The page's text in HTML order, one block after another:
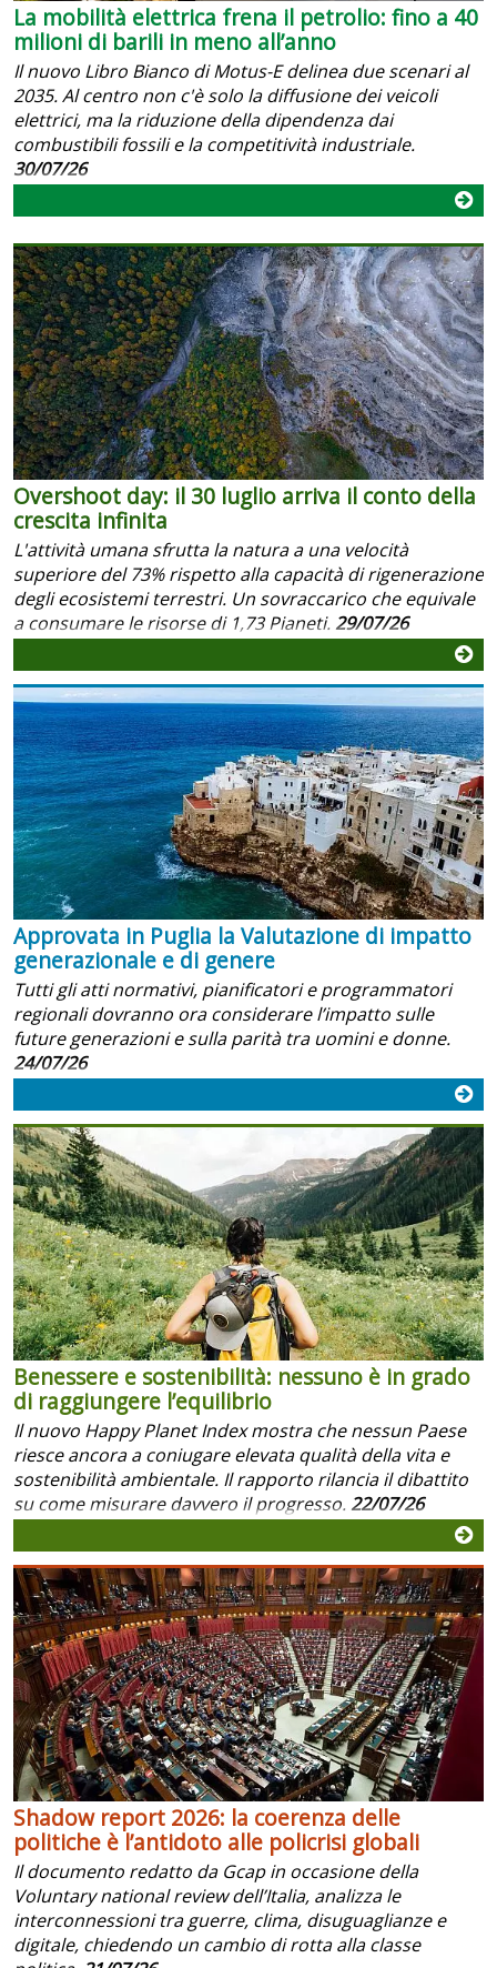
La mobilità elettrica frena il petrolio: fino a 40
milioni di barili in meno all’anno
Il nuovo Libro Bianco di Motus-E delinea due scenari al
2035. Al centro non c'è solo la diffusione dei veicoli
elettrici, ma la riduzione della dipendenza dai
combustibili fossili e la competitività industriale.
30/07/26
Overshoot day: il 30 luglio arriva il conto della
crescita infinita
L'attività umana sfrutta la natura a una velocità
superiore del 73% rispetto alla capacità di rigenerazione
degli ecosistemi terrestri. Un sovraccarico che equivale
a consumare le risorse di 1,73 Pianeti.29/07/26
Approvata in Puglia la Valutazione di impatto
generazionale e di genere
Tutti gli atti normativi, pianificatori e programmatori
regionali dovranno ora considerare l’impatto sulle
future generazioni e sulla parità tra uomini e donne.
24/07/26
Benessere e sostenibilità: nessuno è in grado
di raggiungere l’equilibrio
Il nuovo Happy Planet Index mostra che nessun Paese
riesce ancora a coniugare elevata qualità della vita e
sostenibilità ambientale. Il rapporto rilancia il dibattito
su come misurare davvero il progresso.22/07/26
Shadow report 2026: la coerenza delle
politiche è l’antidoto alle policrisi globali
Il documento redatto da Gcap in occasione della
Voluntary national review dell’Italia, analizza le
interconnessioni tra guerre, clima, disuguaglianze e
digitale, chiedendo un cambio di rotta alla classe